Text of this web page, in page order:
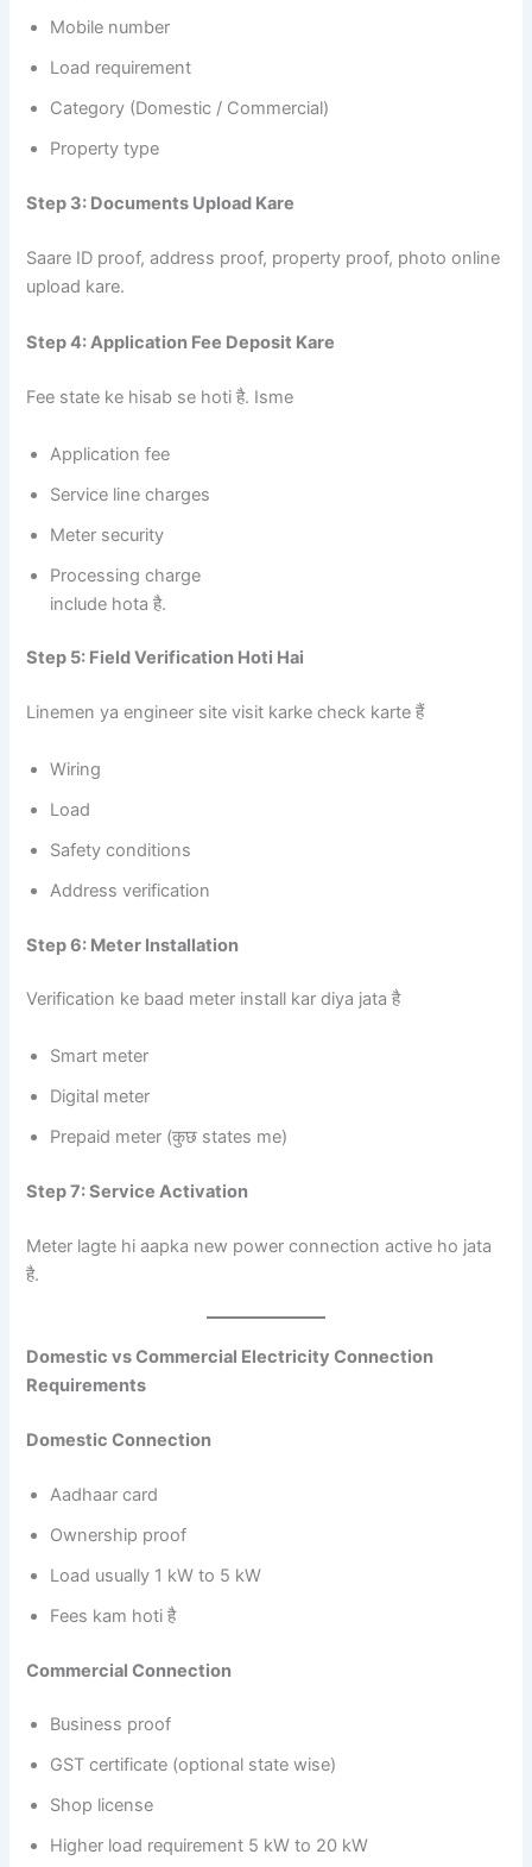
Mobile number
Load requirement
Category (Domestic / Commercial)
Property type
Step 3: Documents Upload Kare
Saare ID proof, address proof, property proof, photo online
upload kare.
Step 4: Application Fee Deposit Kare
Fee state ke hisab se hoti है. Isme
Application fee
Service line charges
Meter security
Processing charge
include hota है.
Step 5: Field Verification Hoti Hai
Linemen ya engineer site visit karke check karte हैं
Wiring
Load
Safety conditions
Address verification
Step 6: Meter Installation
Verification ke baad meter install kar diya jata है
Smart meter
Digital meter
Prepaid meter (कुछ states me)
Step 7: Service Activation
Meter lagte hi aapka new power connection active ho jata
है.
Domestic vs Commercial Electricity Connection
Requirements
Domestic Connection
Aadhaar card
Ownership proof
Load usually 1 kW to 5 kW
Fees kam hoti है
Commercial Connection
Business proof
GST certificate (optional state wise)
Shop license
Higher load requirement 5 kW to 20 kW